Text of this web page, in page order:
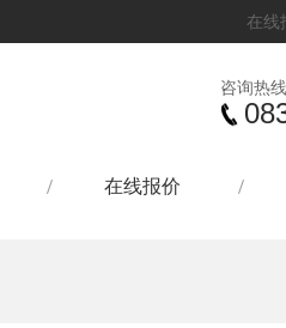
在线
咨询热线
在线报价